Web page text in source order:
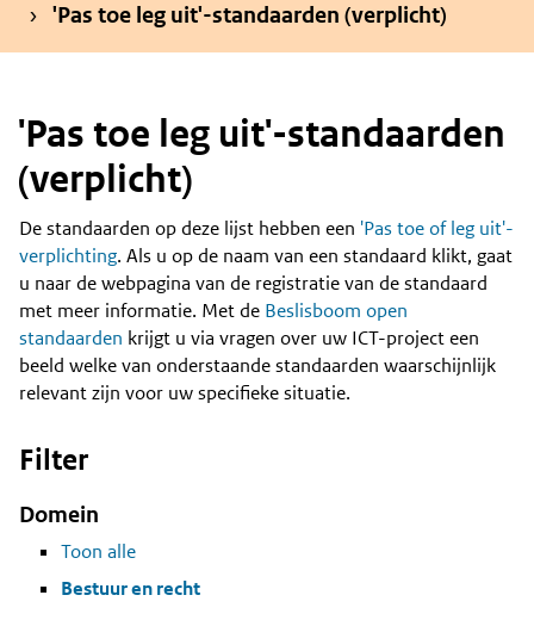
'Pas toe leg uit'-standaarden (verplicht)
'Pas toe leg uit'-standaarden
(verplicht)
Content
De standaarden op deze lijst hebben een 'Pas toe of leg uit'-
verplichting. Als u op de naam van een standaard klikt, gaat
u naar de webpagina van de registratie van de standaard
met meer informatie. Met de Beslisboom open
standaarden krijgt u via vragen over uw ICT-project een
beeld welke van onderstaande standaarden waarschijnlijk
relevant zijn voor uw specifieke situatie.
Filter
Domein
Toon alle
Bestuur en recht